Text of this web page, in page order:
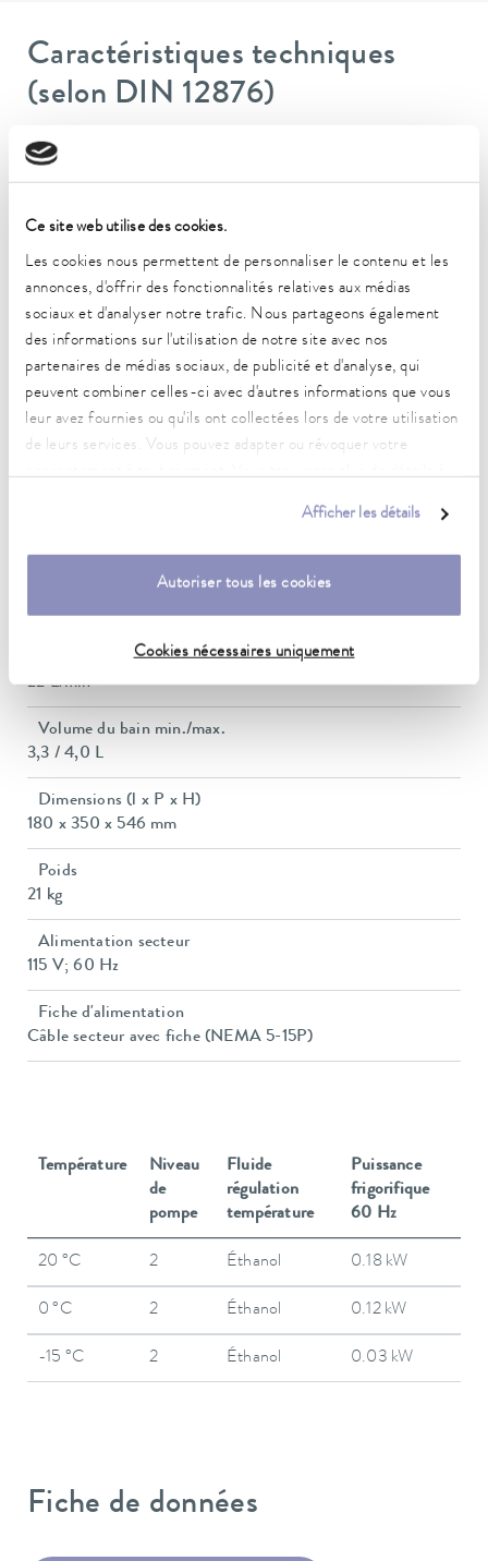
Ce site web utilise des cookies.
Les cookies nous permettent de personnaliser le contenu et les
annonces, d'offrir des fonctionnalités relatives aux médias
sociaux et d'analyser notre trafic. Nous partageons également
des informations sur l'utilisation de notre site avec nos
partenaires de médias sociaux, de publicité et d'analyse, qui
peuvent combiner celles-ci avec d'autres informations que vous
leur avez fournies ou qu'ils ont collectées lors de votre utilisation
de leurs services. Vous pouvez adapter ou révoquer votre
Afficher les détails
Autoriser tous les cookies
Cookies nécessaires uniquement
Caractéristiques techniques
(selon DIN 12876)
Plage de température de fonctionnement
-15 ... 200 °C
Plage de température ambiante
5 ... 40 °C
Constance de la température
0.02 ± K
Puissance de chauffe max.
1.3 kW
Puissance absorbée max.
Pression de refoulement max.
0,6 bar
Pompe Débit max. (pression)
22 L/min
Volume du bain min./max.
3,3 / 4,0 L
Dimensions (l x P x H)
180 x 350 x 546 mm
Poids
21 kg
Alimentation secteur
115 V; 60 Hz
Fiche d'alimentation
Câble secteur avec fiche (NEMA 5-15P)
Température
Niveau
de
pompe
Fluide
régulation
température
Puissance
frigorifique
60 Hz
20 °C 2 Éthanol 0.18 kW
0 °C 2 Éthanol 0.12 kW
-15 °C 2 Éthanol 0.03 kW
Fiche de données